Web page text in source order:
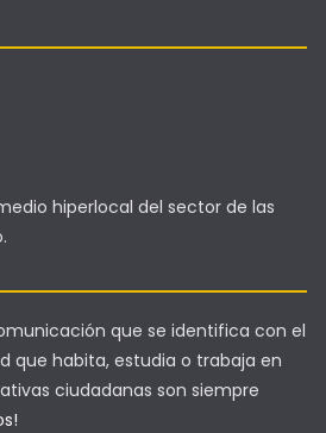
hiperlocal del sector de las
que se identifica con el
que habita, estudia o trabaja en
ciudadanas son siempre